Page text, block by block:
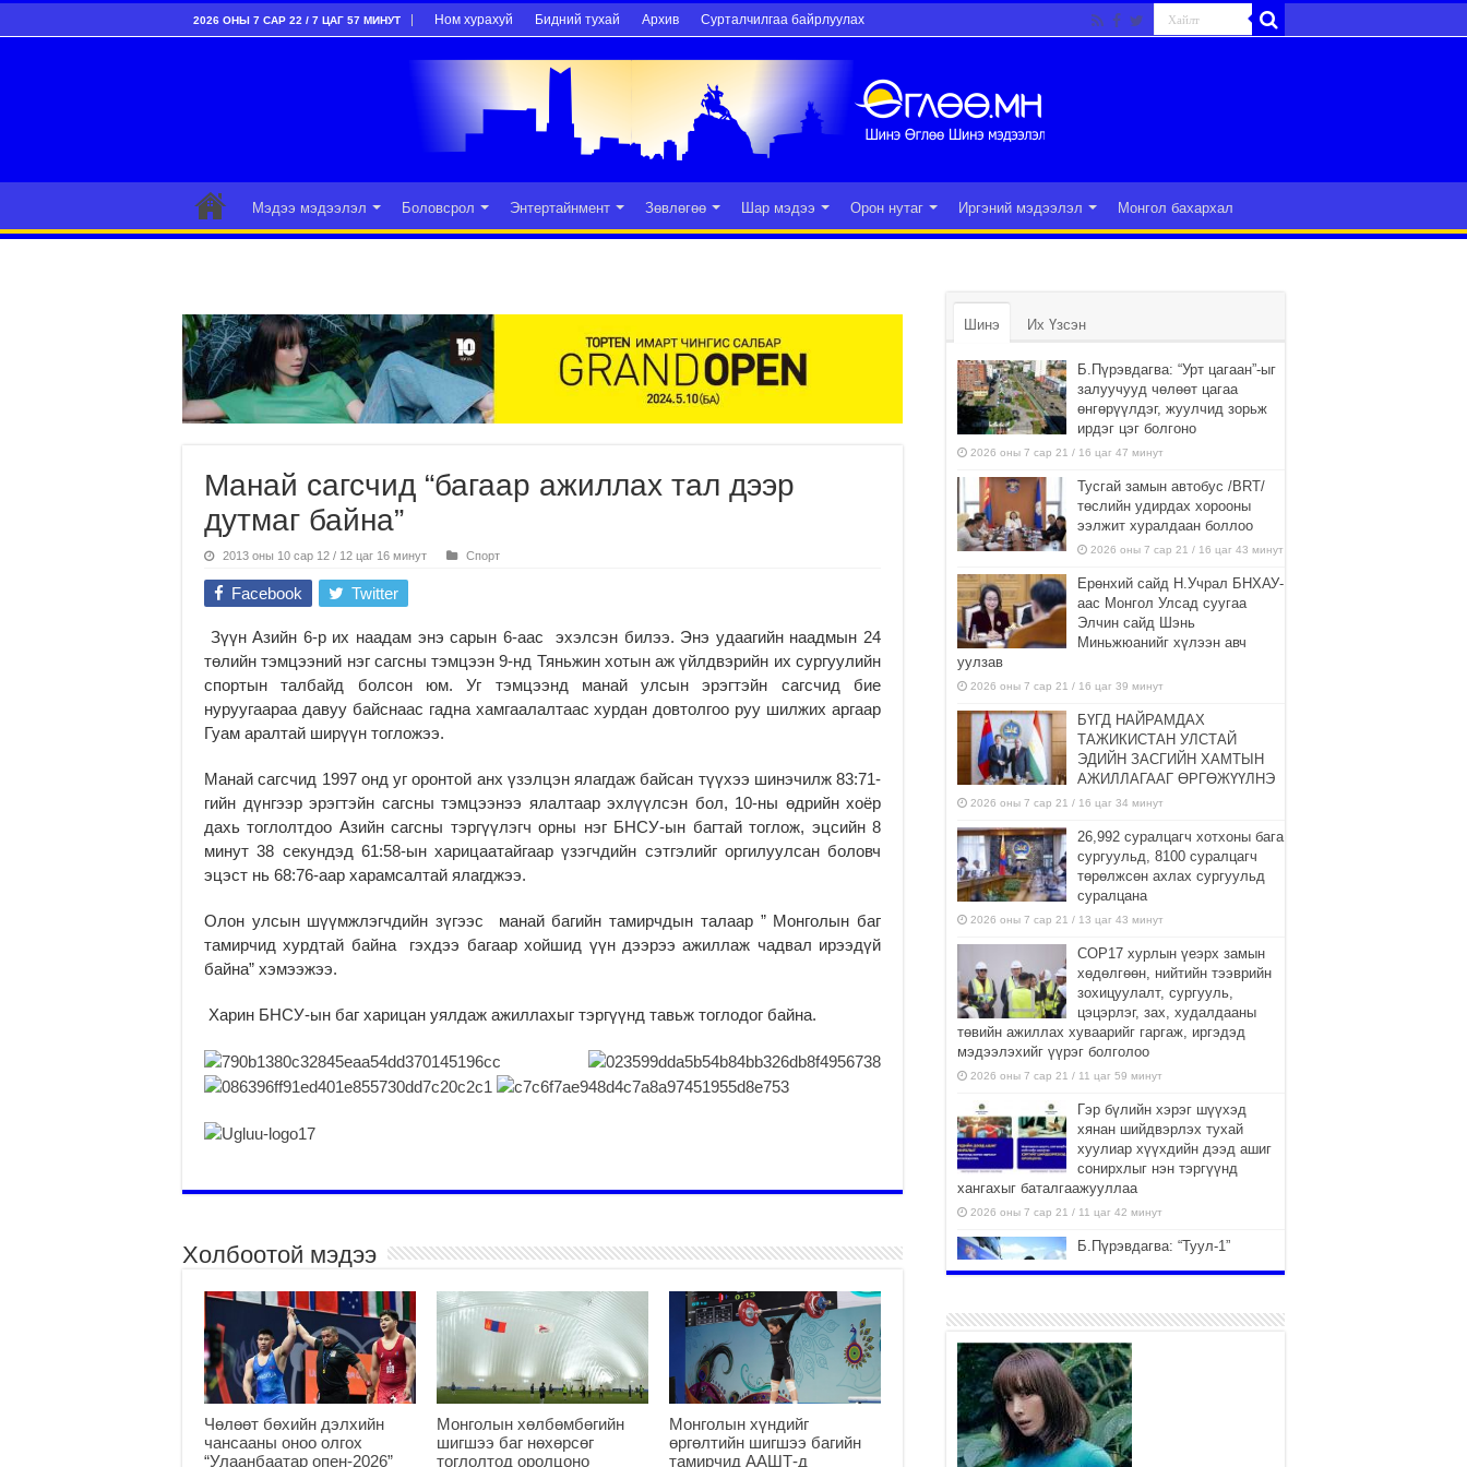
2026 ОНЫ 7 САР 22 / 7 ЦАГ 57 МИНУТ Ном хурахуй Бидний тухай Архив Сурталчилгаа байрлуулах
Мэдээ мэдээлэл Боловсрол Энтертайнмент Зөвлөгөө Шар мэдээ Орон нутаг Иргэний мэдээлэл Монгол бахархал
Манай сагсчид “багаар ажиллах тал дээр
дутмаг байна”
2013 оны 10 сар 12 / 12 цаг 16 минут Спорт
Facebook Twitter
Зүүн Азийн 6-р их наадам энэ сарын 6-аас эхэлсэн билээ. Энэ удаагийн наадмын 24
төлийн тэмцээний нэг сагсны тэмцээн 9-нд Тяньжин хотын аж үйлдвэрийн их сургуулийн
спортын талбайд болсон юм. Уг тэмцээнд манай улсын эрэгтэйн сагсчид бие
нуруугаараа давуу байснаас гадна хамгаалалтаас хурдан довтолгоо руу шилжих аргаар
Гуам аралтай ширүүн тогложээ.
Манай сагсчид 1997 онд уг оронтой анх үзэлцэн ялагдаж байсан түүхээ шинэчилж 83:71-
гийн дүнгээр эрэгтэйн сагсны тэмцээнээ ялалтаар эхлүүлсэн бол, 10-ны өдрийн хоёр
дахь тоглолтдоо Азийн сагсны тэргүүлэгч орны нэг БНСУ-ын багтай тоглож, эцсийн 8
минут 38 секундэд 61:58-ын харицаатайгаар үзэгчдийн сэтгэлийг оргилуулсан боловч
эцэст нь 68:76-аар харамсалтай ялагджээ.
Олон улсын шүүмжлэгчдийн зүгээс манай багийн тамирчдын талаар ” Монголын баг
тамирчид хурдтай байна гэхдээ багаар хойшид үүн дээрээ ажиллаж чадвал ирээдүй
байна” хэмээжээ.
Харин БНСУ-ын баг харицан уялдаж ажиллахыг тэргүүнд тавьж тоглодог байна.
Холбоотой мэдээ
Чөлөөт бөхийн дэлхийн
чансааны оноо олгох
“Улаанбаатар опен-2026”
Монголын хөлбөмбөгийн
шигшээ баг нөхөрсөг
тоглолтод оролцоно
Монголын хүндийг
өргөлтийн шигшээ багийн
тамирчид ААШТ-д
Шинэ Их Үзсэн
Б.Пүрэвдагва: “Урт цагаан”-ыг
залуучууд чөлөөт цагаа
өнгөрүүлдэг, жуулчид зорьж
ирдэг цэг болгоно
2026 оны 7 сар 21 / 16 цаг 47 минут
Тусгай замын автобус /BRT/
төслийн удирдах хорооны
ээлжит хуралдаан боллоо
2026 оны 7 сар 21 / 16 цаг 43 минут
Ерөнхий сайд Н.Учрал БНХАУ-
аас Монгол Улсад суугаа
Элчин сайд Шэнь
Миньжюанийг хүлээн авч
уулзав
2026 оны 7 сар 21 / 16 цаг 39 минут
БҮГД НАЙРАМДАХ
ТАЖИКИСТАН УЛСТАЙ
ЭДИЙН ЗАСГИЙН ХАМТЫН
АЖИЛЛАГААГ ӨРГӨЖҮҮЛНЭ
2026 оны 7 сар 21 / 16 цаг 34 минут
26,992 суралцагч хотхоны бага
сургуульд, 8100 суралцагч
төрөлжсөн ахлах сургуульд
суралцана
2026 оны 7 сар 21 / 13 цаг 43 минут
COP17 хурлын үеэрх замын
хөдөлгөөн, нийтийн тээврийн
зохицуулалт, сургууль,
цэцэрлэг, зах, худалдааны
төвийн ажиллах хуваарийг гаргаж, иргэдэд
мэдээлэхийг үүрэг болголоо
2026 оны 7 сар 21 / 11 цаг 59 минут
Гэр бүлийн хэрэг шүүхэд
хянан шийдвэрлэх тухай
хуулиар хүүхдийн дээд ашиг
сонирхлыг нэн тэргүүнд
хангахыг баталгаажууллаа
2026 оны 7 сар 21 / 11 цаг 42 минут
Б.Пүрэвдагва: “Туул-1”
2026 оны 7 сар 21 / 10 цаг 15 минут
НИЙСЛЭЛ, АЙМГИЙН
УДИРДЛАГУУДЫН АЖЛЫГ
ХҮНД СУРТЛЫГ БУУРУУЛЖ,
ИРГЭД, АЖ АХУЙН НЭГЖИЙН
АЧААГ ХЭРХЭН ХӨНГӨЛСНӨӨР ДҮГНЭНЭ